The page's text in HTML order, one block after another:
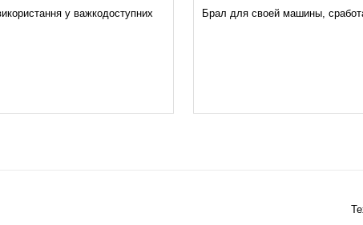
у важкодоступних
Брал для своей машины,